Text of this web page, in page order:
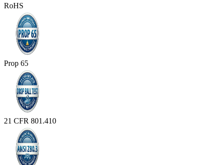
RoHS
Prop 65
21 CFR 801.410